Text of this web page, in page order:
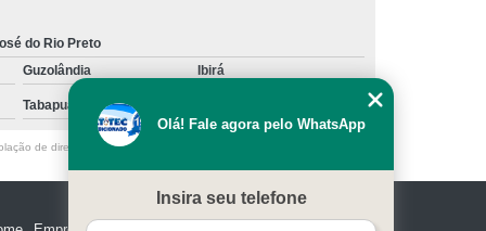
do Rio Preto
Guzolândia Ibirá
Tabapuã
de direito autoral – artigo 184 do Código Penal –
Olá! Fale agora pelo WhatsApp
Insira seu telefone